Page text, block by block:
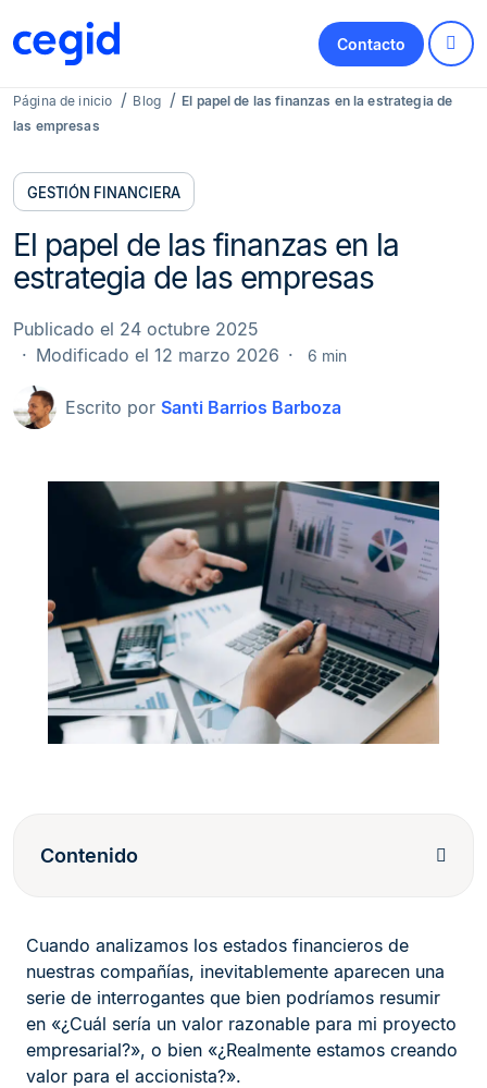
Contacto
Página de inicio Blog
El papel de las finanzas en la estrategia de
las empresas
GESTIÓN FINANCIERA
El papel de las finanzas en la
estrategia de las empresas
Escrito por Santi Barrios Barboza
Publicado el 24 octubre 2025
Modificado el 12 marzo 2026
6 min
Contenido
Cuando analizamos los estados financieros de
nuestras compañías, inevitablemente aparecen una
serie de interrogantes que bien podríamos resumir
en «¿Cuál sería un valor razonable para mi proyecto
empresarial?», o bien «¿Realmente estamos creando
valor para el accionista?».